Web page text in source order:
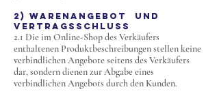
2) Warenangebot und
Vertragsschluss
2.1 Die im Online-Shop des Verkäufers
enthaltenen Produktbeschreibungen stellen keine
verbindlichen Angebote seitens des Verkäufers
dar, sondern dienen zur Abgabe eines
verbindlichen Angebots durch den Kunden.